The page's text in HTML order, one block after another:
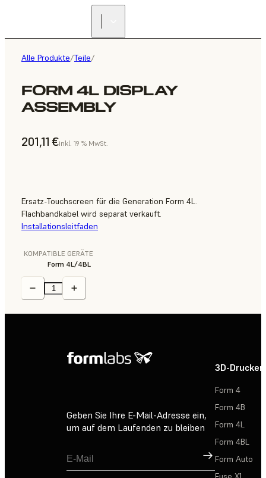
Alle Produkte/Teile/
FORM 4L DISPLAY
ASSEMBLY
201,11 €inkl. 19 % MwSt.
Ersatz-Touchscreen für die Generation Form 4L.
Flachbandkabel wird separat verkauft.
Installationsleitfaden
KOMPATIBLE GERÄTE
Form 4L/4BL
Geben Sie Ihre E-Mail-Adresse ein,
um auf dem Laufenden zu bleiben
Registrieren
3D-Drucker
Form 4
Form 4B
Form 4L
Form 4BL
Form Auto